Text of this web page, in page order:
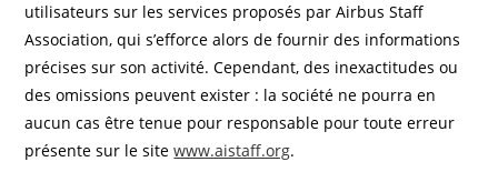
utilisateurs sur les services proposés par Airbus Staff
Association, qui s’efforce alors de fournir des informations
précises sur son activité. Cependant, des inexactitudes ou
des omissions peuvent exister : la société ne pourra en
aucun cas être tenue pour responsable pour toute erreur
présente sur le sitewww.aistaff.org.